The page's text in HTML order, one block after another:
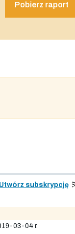
Pobierz raport
Utwórz subskrypcję
03-04 r.